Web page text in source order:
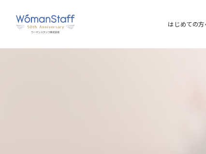
はじめての方